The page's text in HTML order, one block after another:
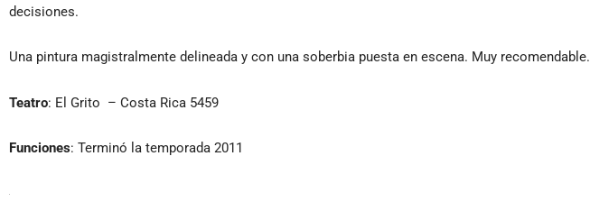
decisiones.
Una pintura magistralmente delineada y con una soberbia puesta en escena. Muy recomendable.
Teatro: El Grito – Costa Rica 5459
Funciones: Terminó la temporada 2011